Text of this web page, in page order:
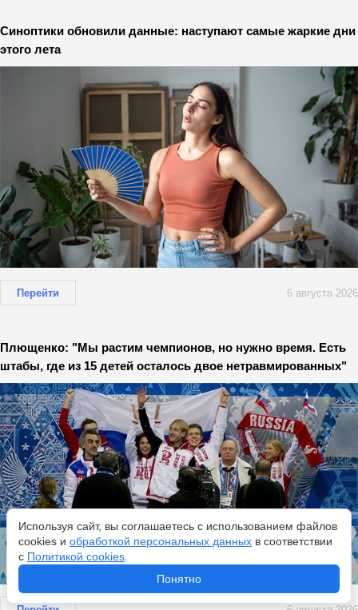
Синоптики обновили данные: наступают самые жаркие дни
этого лета
Перейти 6 августа 2026
Плющенко: "Мы растим чемпионов, но нужно время. Есть
штабы, где из 15 детей осталось двое нетравмированных"
Используя сайт, вы соглашаетесь с использованием файлов
cookies и обработкой персональных данных в соответствии
с Политикой cookies
Понятно